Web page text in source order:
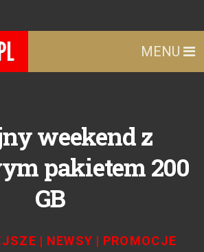
MENU
weekend z
pakietem 200
GB
| NEWSY | PROMOCJE